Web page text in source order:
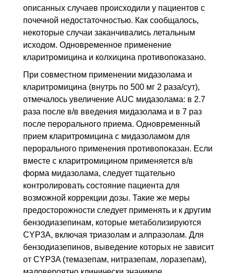
описанных случаев происходили у пациентов с
почечной недостаточностью. Как сообщалось,
некоторые случаи заканчивались летальным
исходом. Одновременное применение
кларитромицина и колхицина противопоказано.
При совместном применении мидазолама и
кларитромицина (внутрь по 500 мг 2 раза/сут),
отмечалось увеличение AUC мидазолама: в 2.7
раза после в/в введения мидазолама и в 7 раз
после перорального приема. Одновременный
прием кларитромицина с мидазоламом для
перорального применения противопоказан. Если
вместе с кларитромицином применяется в/в
форма мидазолама, следует тщательно
контролировать состояние пациента для
возможной коррекции дозы. Такие же меры
предосторожности следует применять и к другим
бензодиазепинам, которые метаболизируются
CYP3A, включая триазолам и алпразолам. Для
бензодиазепинов, выведение которых не зависит
от CYP3A (темазепам, нитразепам, лоразепам),